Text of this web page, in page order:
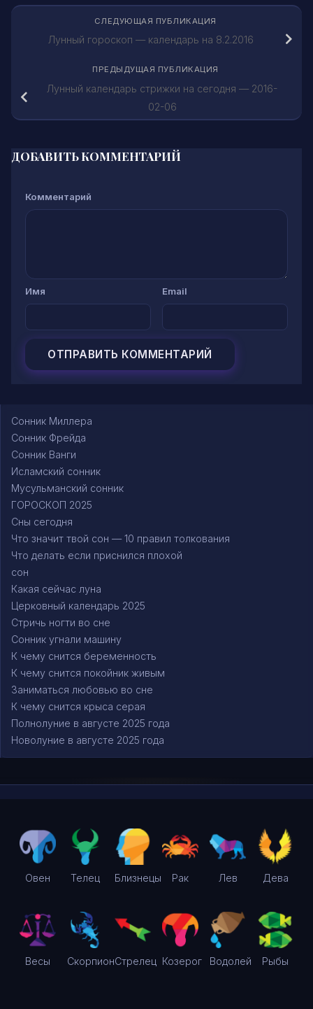
СЛЕДУЮЩАЯ ПУБЛИКАЦИЯ
Лунный гороскоп — календарь на 8.2.2016
ПРЕДЫДУЩАЯ ПУБЛИКАЦИЯ
Лунный календарь стрижки на сегодня — 2016-
02-06
ДОБАВИТЬ КОММЕНТАРИЙ
Комментарий
Имя Email
Сонник Миллера
Сонник Фрейда
Сонник Ванги
Исламский сонник
Мусульманский сонник
ГОРОСКОП 2025
Сны сегодня
Что значит твой сон — 10 правил толкования
Что делать если приснился плохой
сон
Какая сейчас луна
Церковный календарь 2025
Стричь ногти во сне
Сонник угнали машину
К чему снится беременность
К чему снится покойник живым
Заниматься любовью во сне
К чему снится крыса серая
Полнолуние в августе 2025 года
Новолуние в августе 2025 года
Овен Телец Близнецы Рак Лев Дева
Весы СкорпионСтрелец Козерог Водолей Рыбы